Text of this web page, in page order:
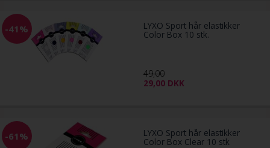
-41% LYXO Sport hår elastikker
Color Box 10 stk.
49,00
29,00 DKK
-61% LYXO Sport hår elastikker
Color Box Clear 10 stk